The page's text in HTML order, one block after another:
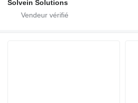
Solvein Solutions